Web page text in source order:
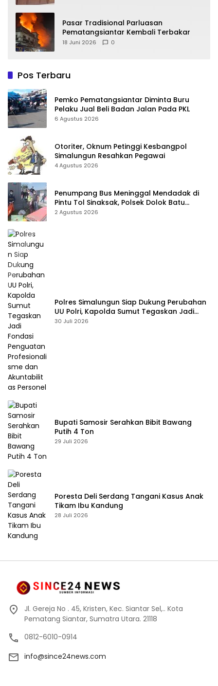
Pasar Tradisional Parluasan
Pematangsiantar Kembali Terbakar
18 Juni 2026 0
Pos Terbaru
Pemko Pematangsiantar Diminta Buru
Pelaku Jual Beli Badan Jalan Pada PKL
6 Agustus 2026
Otoriter, Oknum Petinggi Kesbangpol
Simalungun Resahkan Pegawai
4 Agustus 2026
Penumpang Bus Meninggal Mendadak di
Pintu Tol Sinaksak, Polsek Dolok Batu
Nanggar Gerak Cepat Olah TKP
2 Agustus 2026
Polres Simalungun Siap Dukung Perubahan
UU Polri, Kapolda Sumut Tegaskan Jadi
Fondasi Penguatan Profesionalisme dan
30 Juli 2026
Bupati Samosir Serahkan Bibit Bawang
Putih 4 Ton
29 Juli 2026
Poresta Deli Serdang Tangani Kasus Anak
Tikam Ibu Kandung
28 Juli 2026
Jl. Gereja No . 45, Kristen, Kec. Siantar Sel,.. Kota
Pematang Siantar, Sumatra Utara. 21118
0812-6010-0914
info@since24news.com